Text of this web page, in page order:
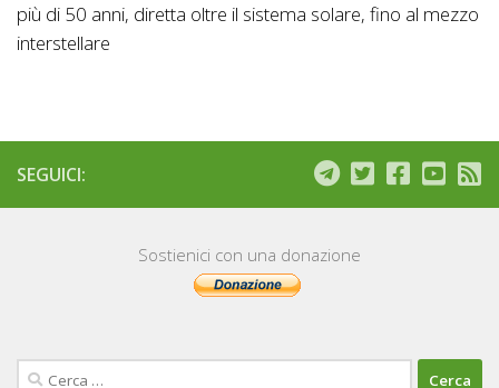
più di 50 anni, diretta oltre il sistema solare, fino al mezzo
interstellare
SEGUICI:
Sostienici con una donazione
Ricerca